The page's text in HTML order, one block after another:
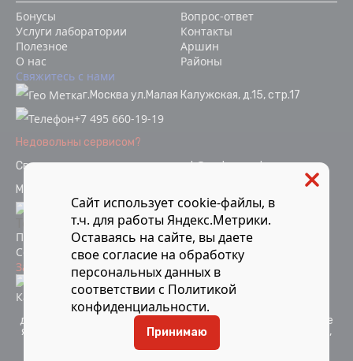
Бонусы
Услуги лаборатории
Полезное
О нас
Вопрос-ответ
Контакты
Аршин
Районы
Свяжитесь с нами
г.Москва ул.Малая Калужская, д.15, стр.17
+7 495 660-19-19
Недовольны сервисом?
Связаться с отделом качестваok@vodopoverka.ru
Мы в социальных сетях:
Политика конфиденциальности
Согласие на обработку персональных данных
Защита от мошенников
Информация об аккредитации
Карта сайта
Компания Мосметрология © 2021-2026 Все материалы
данного сайта являются объектами авторского права и не
являются публичной офертой. Запрещается копирование,
распространение (в том числе путем копирования на
другие сайты и ресурсы в Интернете) или любое иное
Сайт использует cookie-файлы, в
т.ч. для работы Яндекс.Метрики.
Оставаясь на сайте, вы даете
своесогласие на обработку
персональных данных в
соответствии с Политикой
конфиденциальности.
Принимаю